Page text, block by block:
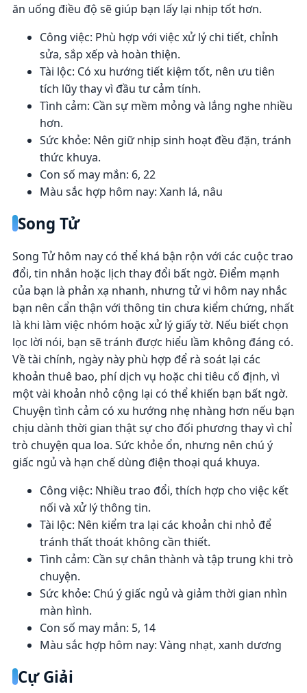
ăn uống điều độ sẽ giúp bạn lấy lại nhịp tốt hơn.
Công việc: Phù hợp với việc xử lý chi tiết, chỉnh
sửa, sắp xếp và hoàn thiện.
Tài lộc: Có xu hướng tiết kiệm tốt, nên ưu tiên
tích lũy thay vì đầu tư cảm tính.
Tình cảm: Cần sự mềm mỏng và lắng nghe nhiều
hơn.
Sức khỏe: Nên giữ nhịp sinh hoạt đều đặn, tránh
thức khuya.
Con số may mắn: 6, 22
Màu sắc hợp hôm nay: Xanh lá, nâu
Song Tử
Song Tử hôm nay có thể khá bận rộn với các cuộc trao
đổi, tin nhắn hoặc lịch thay đổi bất ngờ. Điểm mạnh
của bạn là phản xạ nhanh, nhưng tử vi hôm nay nhắc
bạn nên cẩn thận với thông tin chưa kiểm chứng, nhất
là khi làm việc nhóm hoặc xử lý giấy tờ. Nếu biết chọn
lọc lời nói, bạn sẽ tránh được hiểu lầm không đáng có.
Về tài chính, ngày này phù hợp để rà soát lại các
khoản thuê bao, phí dịch vụ hoặc chi tiêu cố định, vì
một vài khoản nhỏ cộng lại có thể khiến bạn bất ngờ.
Chuyện tình cảm có xu hướng nhẹ nhàng hơn nếu bạn
chịu dành thời gian thật sự cho đối phương thay vì chỉ
trò chuyện qua loa. Sức khỏe ổn, nhưng nên chú ý
giấc ngủ và hạn chế dùng điện thoại quá khuya.
Công việc: Nhiều trao đổi, thích hợp cho việc kết
nối và xử lý thông tin.
Tài lộc: Nên kiểm tra lại các khoản chi nhỏ để
tránh thất thoát không cần thiết.
Tình cảm: Cần sự chân thành và tập trung khi trò
chuyện.
Sức khỏe: Chú ý giấc ngủ và giảm thời gian nhìn
màn hình.
Con số may mắn: 5, 14
Màu sắc hợp hôm nay: Vàng nhạt, xanh dương
Cự Giải